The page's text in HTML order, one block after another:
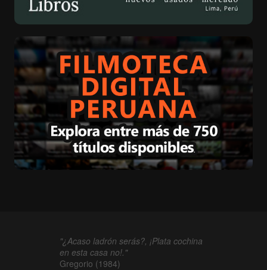
"¿Acaso ladrón serás?, ¡Plata cochina
en esta casa no!."
Gregorio (1984)